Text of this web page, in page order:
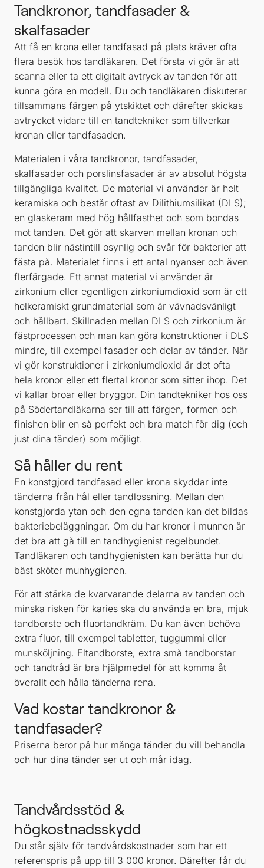
Tandkronor, tandfasader &
skalfasader
Att få en krona eller tandfasad på plats kräver ofta
flera besök hos tandläkaren. Det första vi gör är att
scanna eller ta ett digitalt avtryck av tanden för att
kunna göra en modell. Du och tandläkaren diskuterar
tillsammans färgen på ytskiktet och därefter skickas
avtrycket vidare till en tandtekniker som tillverkar
kronan eller tandfasaden.
Materialen i våra tandkronor, tandfasader,
skalfasader och porslinsfasader är av absolut högsta
tillgängliga kvalitet. De material vi använder är helt
keramiska och består oftast av Dilithiumsilikat (DLS);
en glaskeram med hög hållfasthet och som bondas
mot tanden. Det gör att skarven mellan kronan och
tanden blir nästintill osynlig och svår för bakterier att
fästa på. Materialet finns i ett antal nyanser och även
flerfärgade. Ett annat material vi använder är
zirkonium eller egentligen zirkoniumdioxid som är ett
helkeramiskt grundmaterial som är vävnadsvänligt
och hållbart. Skillnaden mellan DLS och zirkonium är
fästprocessen och man kan göra konstruktioner i DLS
mindre, till exempel fasader och delar av tänder. När
vi gör konstruktioner i zirkoniumdioxid är det ofta
hela kronor eller ett flertal kronor som sitter ihop. Det
vi kallar broar eller bryggor. Din tandtekniker hos oss
på Södertandläkarna ser till att färgen, formen och
finishen blir en så perfekt och bra match för dig (och
just dina tänder) som möjligt.
Så håller du rent
En konstgjord tandfasad eller krona skyddar inte
tänderna från hål eller tandlossning. Mellan den
konstgjorda ytan och den egna tanden kan det bildas
bakteriebeläggningar. Om du har kronor i munnen är
det bra att gå till en tandhygienist regelbundet.
Tandläkaren och tandhygienisten kan berätta hur du
bäst sköter munhygienen.
För att stärka de kvarvarande delarna av tanden och
minska risken för karies ska du använda en bra, mjuk
tandborste och fluortandkräm. Du kan även behöva
extra fluor, till exempel tabletter, tuggummi eller
munsköljning. Eltandborste, extra små tandborstar
och tandtråd är bra hjälpmedel för att komma åt
överallt och hålla tänderna rena.
Vad kostar tandkronor &
tandfasader?
Priserna beror på hur många tänder du vill behandla
och hur dina tänder ser ut och mår idag.
Tandvårdsstöd &
högkostnadsskydd
Du står själv för tandvårdskostnader som har ett
referenspris på upp till 3 000 kronor. Därefter får du